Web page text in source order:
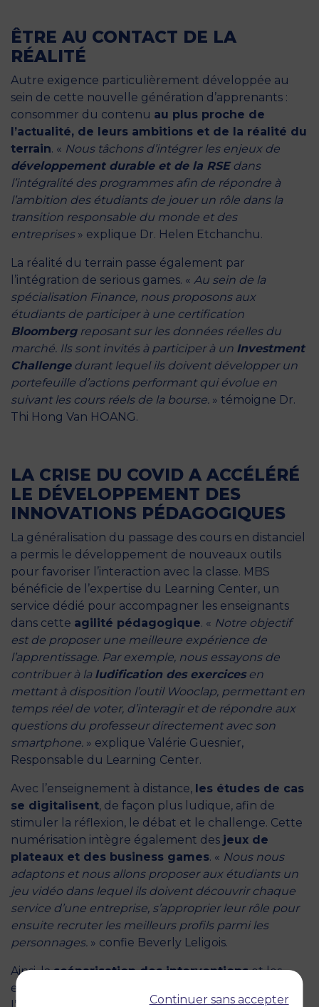
ÊTRE AU CONTACT DE LA
RÉALITÉ
Autre exigence particulièrement développée au
sein de cette nouvelle génération d’apprenants :
consommer du contenu au plus proche de
l’actualité, de leurs ambitions et de la réalité du
terrain. « Nous tâchons d’intégrer les enjeux de
développement durable et de la RSEdans
l’intégralité des programmes afin de répondre à
l’ambition des étudiants de jouer un rôle dans la
transition responsable du monde et des
entreprises» explique Dr. Helen Etchanchu.
La réalité du terrain passe également par
l’intégration de serious games. « Au sein de la
spécialisation Finance, nous proposons aux
étudiants de participer à une certification
Bloombergreposant sur les données réelles du
marché. Ils sont invités à participer à un Investment
Challengedurant lequel ils doivent développer un
portefeuille d’actions performant qui évolue en
suivant les cours réels de la bourse. » témoigne Dr.
Thi Hong Van HOANG.
LA CRISE DU COVID A ACCÉLÉRÉ
LE DÉVELOPPEMENT DES
INNOVATIONS PÉDAGOGIQUES
La généralisation du passage des cours en distanciel
a permis le développement de nouveaux outils
pour favoriser l’interaction avec la classe. MBS
bénéficie de l’expertise du Learning Center, un
service dédié pour accompagner les enseignants
dans cette agilité pédagogique. « Notre objectif
est de proposer une meilleure expérience de
l’apprentissage. Par exemple, nous essayons de
contribuer à la ludification des exercicesen
mettant à disposition l’outil Wooclap, permettant en
temps réel de voter, d’interagir et de répondre aux
questions du professeur directement avec son
smartphone. » explique Valérie Guesnier,
Responsable du Learning Center.
Avec l’enseignement à distance, les études de cas
se digitalisent, de façon plus ludique, afin de
stimuler la réflexion, le débat et le challenge. Cette
numérisation intègre également des jeux de
plateaux et des business games. « Nous nous
adaptons et nous allons proposer aux étudiants un
jeu vidéo dans lequel ils doivent découvrir chaque
service d’une entreprise, s’approprier leur rôle pour
ensuite recruter les meilleurs profils parmi les
personnages. » confie Beverly Leligois.
Ainsi, lascénarisation des interventionset les
expériences ludiques se multiplient au sein de
Continuer sans accepter